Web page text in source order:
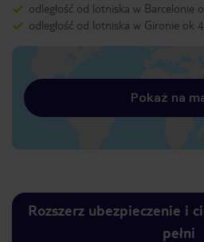
odległość od lotniska w Barcelonie
odległość od lotniska w Gironie ok
Pokaż na
Rozszerz ubezpieczenie i
pełni